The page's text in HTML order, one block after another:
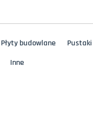
Płyty budowlane
Inne